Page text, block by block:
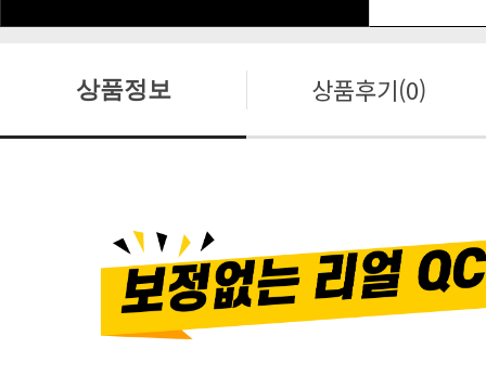
상품정보 상품후기(0)